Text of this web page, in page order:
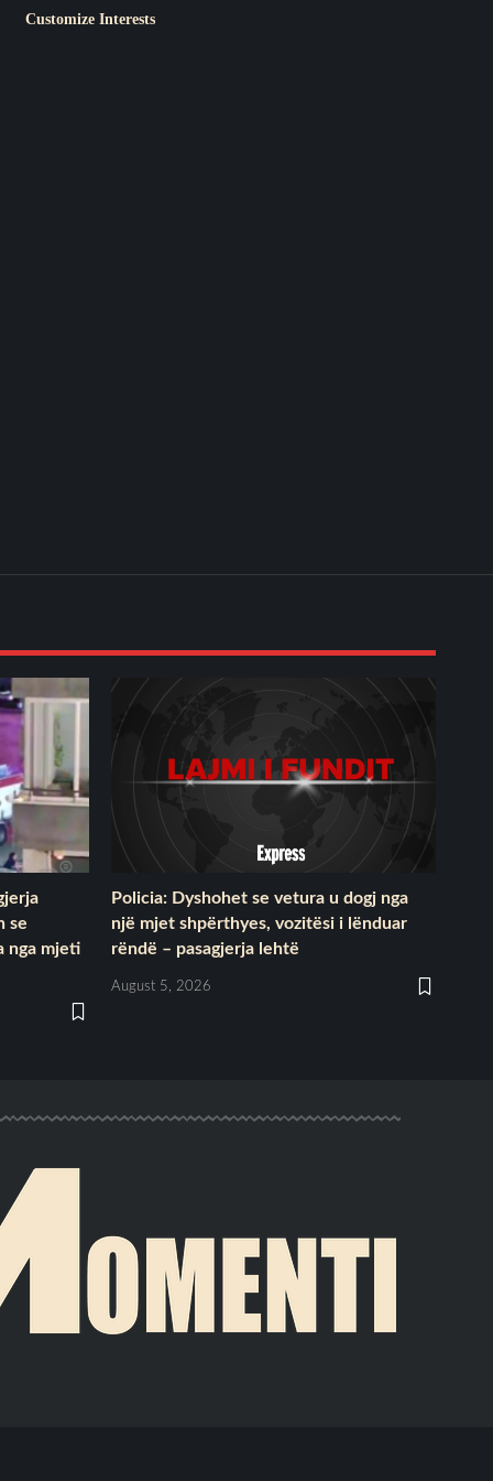
Customize Interests
se
nga mjeti
Policia: Dyshohet se vetura u dogj nga
një mjet shpërthyes, vozitësi i lënduar
rëndë – pasagjerja lehtë
August 5, 2026